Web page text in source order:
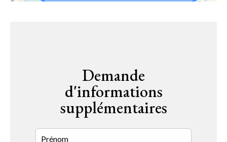
Demande
d'informations
supplémentaires